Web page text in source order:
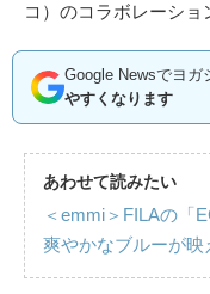
コ）のコラボレーショ
Google Newsでヨガ
やすくなります
あわせて読みたい
＜emmi＞FILAの「
爽やかなブルーが